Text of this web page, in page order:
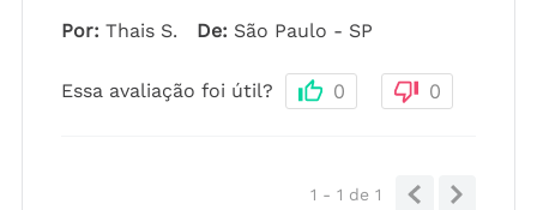
Por: Thais S. De: São Paulo - SP
Essa avaliação foi útil? 0 0
1 - 1 de 1